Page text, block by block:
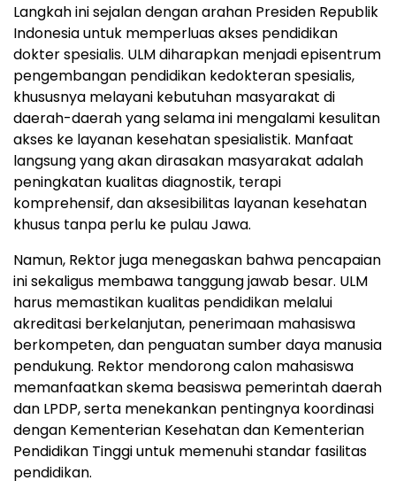
Langkah ini sejalan dengan arahan Presiden Republik
Indonesia untuk memperluas akses pendidikan
dokter spesialis. ULM diharapkan menjadi episentrum
pengembangan pendidikan kedokteran spesialis,
khususnya melayani kebutuhan masyarakat di
daerah-daerah yang selama ini mengalami kesulitan
akses ke layanan kesehatan spesialistik. Manfaat
langsung yang akan dirasakan masyarakat adalah
peningkatan kualitas diagnostik, terapi
komprehensif, dan aksesibilitas layanan kesehatan
khusus tanpa perlu ke pulau Jawa.
Namun, Rektor juga menegaskan bahwa pencapaian
ini sekaligus membawa tanggung jawab besar. ULM
harus memastikan kualitas pendidikan melalui
akreditasi berkelanjutan, penerimaan mahasiswa
berkompeten, dan penguatan sumber daya manusia
pendukung. Rektor mendorong calon mahasiswa
memanfaatkan skema beasiswa pemerintah daerah
dan LPDP, serta menekankan pentingnya koordinasi
dengan Kementerian Kesehatan dan Kementerian
Pendidikan Tinggi untuk memenuhi standar fasilitas
pendidikan.